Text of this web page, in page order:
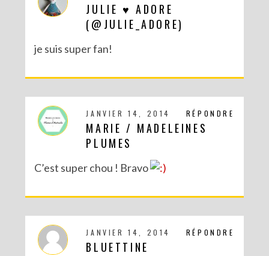
JULIE ♥ ADORE
(@JULIE_ADORE)
je suis super fan!
RÉPONDRE
JANVIER 14, 2014
MARIE / MADELEINES
PLUMES
C’est super chou ! Bravo
RÉPONDRE
JANVIER 14, 2014
BLUETTINE